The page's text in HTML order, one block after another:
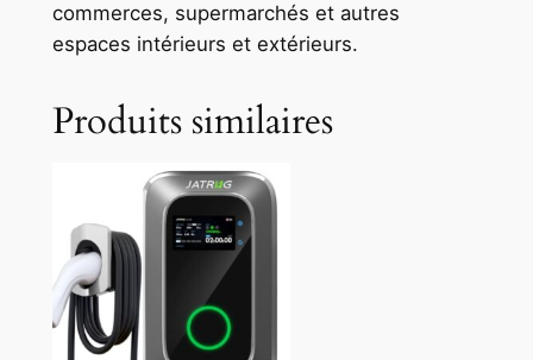
commerces, supermarchés et autres
espaces intérieurs et extérieurs.
Produits similaires